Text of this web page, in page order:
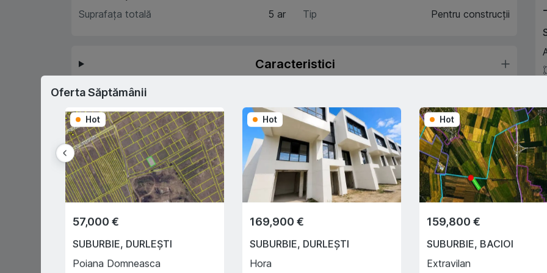
Suprafața totală 5 ar Tip Pentru construcții
Caracteristici
Prima rată 15%
Sau prin programul
guvernamental "Prima Casă" cu
Trade-In
Cu ajutorului programului
Trade-In, vă ajutăm să
0% comision pentru
Înregistrare creditului ipotecar
Deplasarea cu transportul
-
Oferta Săptămânii
Hot
57,000 €
SUBURBIE, DURLEȘTI
Poiana Domneasca
Hot
169,900 €
SUBURBIE, DURLEȘTI
Hora
Hot
159,800 €
SUBURBIE, BACIOI
Extravilan